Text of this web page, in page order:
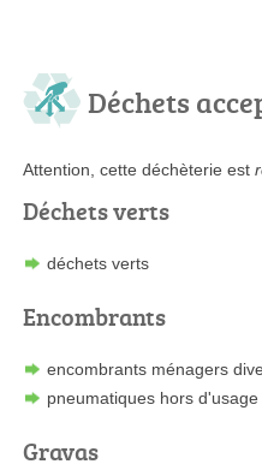
Déchets
Attention, cette déchèterie est
Déchets verts
déchets verts
Encombrants
encombrants ménagers
pneumatiques hors d'usage
Gravas